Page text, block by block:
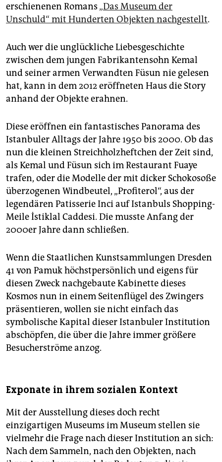
erschienenen Romans „Das Museum der
Unschuld“ mit Hunderten Objekten nachgestellt.
Auch wer die unglückliche Liebesgeschichte
zwischen dem jungen Fabrikantensohn Kemal
und seiner armen Verwandten Füsun nie gelesen
hat, kann in dem 2012 eröffneten Haus die Story
anhand der Objekte erahnen.
Diese eröffnen ein fantastisches Panorama des
Istanbuler Alltags der Jahre 1950 bis 2000. Ob das
nun die kleinen Streichholzheftchen der Zeit sind,
als Kemal und Füsun sich im Restaurant Fuaye
trafen, oder die Modelle der mit dicker Schokosoße
überzogenen Windbeutel, „Profiterol“, aus der
legendären Patisserie Inci auf Istanbuls Shopping-
Meile İstiklal Caddesi. Die musste Anfang der
2000er Jahre dann schließen.
Wenn die Staatlichen Kunstsammlungen Dresden
41 von Pamuk höchstpersönlich und eigens für
diesen Zweck nachgebaute Kabinette dieses
Kosmos nun in einem Seitenflügel des Zwingers
präsentieren, wollen sie nicht einfach das
symbolische Kapital dieser Istanbuler Institution
abschöpfen, die über die Jahre immer größere
Besucherströme anzog.
Exponate in ihrem sozialen Kontext
Mit der Ausstellung dieses doch recht
einzigartigen Museums im Museum stellen sie
vielmehr die Frage nach dieser Institution an sich:
Nach dem Sammeln, nach den Objekten, nach